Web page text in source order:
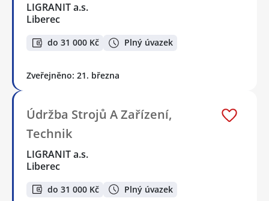
LIGRANIT a.s.
Liberec
do 31 000 Kč Plný úvazek
Zveřejněno: 21. března
Údržba Strojů A Zařízení,
Technik
LIGRANIT a.s.
Liberec
do 31 000 Kč Plný úvazek